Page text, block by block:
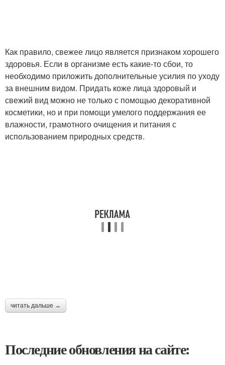
Как правило, свежее лицо является признаком хорошего
здоровья. Если в организме есть какие-то сбои, то
необходимо приложить дополнительные усилия по уходу
за внешним видом. Придать коже лица здоровый и
свежий вид можно не только с помощью декоративной
косметики, но и при помощи умелого поддержания ее
влажности, грамотного очищения и питания с
использованием природных средств.
читать дальше →
Последние обновления на сайте: